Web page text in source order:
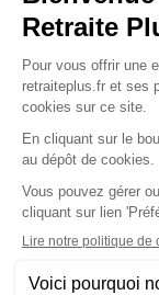
concernant les
les pathologies
contacter pour un
*informations extraites à
08/08/2026.